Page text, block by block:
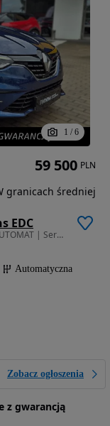
1 / 6
EDC
1332 cm3 • 140 KM • 1.3 TCe (140KM)Intens | AUTOMAT | Serwis ASO | GWARANCJA 12msc!
Automatyczna
Zobacz ogłoszenia
z gwarancją
59 500 PLN
granicach średniej